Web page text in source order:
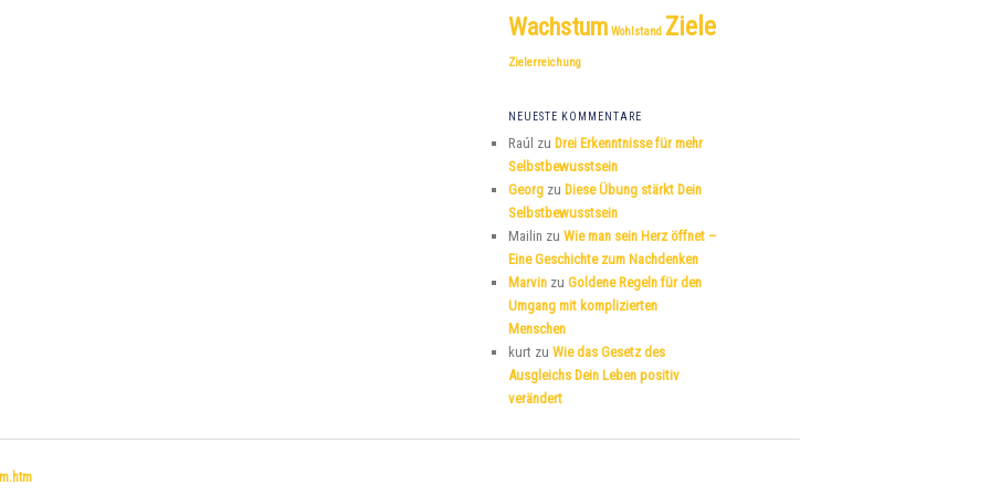
Wachstum Wohlstand Ziele
Zielerreichung
NEUESTE KOMMENTARE
Raúl zu Drei Erkenntnisse für mehr
Selbstbewusstsein
Georg zu Diese Übung stärkt Dein
Selbstbewusstsein
Mailin zu Wie man sein Herz öffnet –
Eine Geschichte zum Nachdenken
Marvin zu Goldene Regeln für den
Umgang mit komplizierten
Menschen
kurt zu Wie das Gesetz des
Ausgleichs Dein Leben positiv
verändert